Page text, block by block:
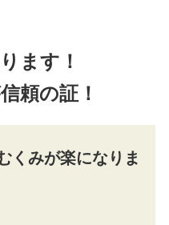
ます！
信頼の証！
くみが楽になりま